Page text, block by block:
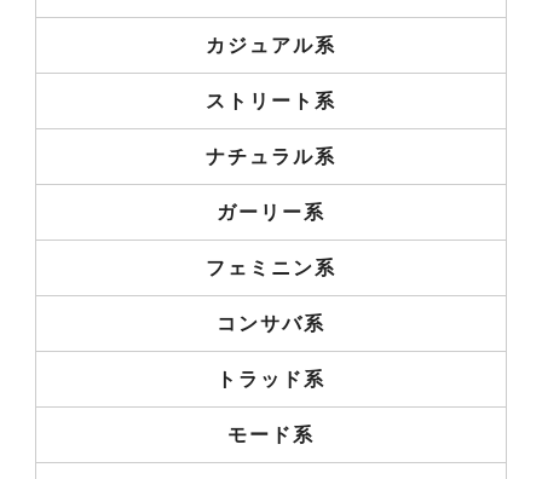
カジュアル系
ストリート系
ナチュラル系
ガーリー系
フェミニン系
コンサバ系
トラッド系
モード系